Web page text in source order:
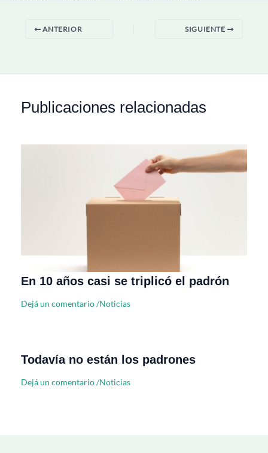
ANTERIOR SIGUIENTE
Publicaciones relacionadas
En 10 años casi se triplicó el padrón
Dejá un comentario/Noticias
Todavía no están los padrones
Dejá un comentario/Noticias